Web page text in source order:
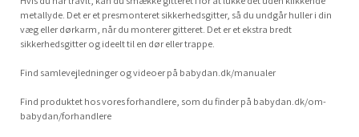
metallyde. Det er et presmonteret sikkerhedsgitter, så du undgår huller i din
væg eller dørkarm, når du monterer gitteret. Det er et ekstra bredt
sikkerhedsgitter og ideelt til en dør eller trappe.
Find samlevejledninger og videoer på babydan.dk/manualer
Find produktet hos vores forhandlere, som du finder på babydan.dk/om-
babydan/forhandlere